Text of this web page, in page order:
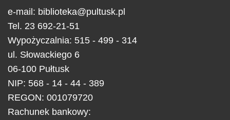
e-mail: biblioteka@pultusk.pl
Tel. 23 692-21-51
Wypożyczalnia: 515 - 499 - 314
ul. Słowackiego 6
06-100 Pułtusk
NIP: 568 - 14 - 44 - 389
REGON: 001079720
Rachunek bankowy: